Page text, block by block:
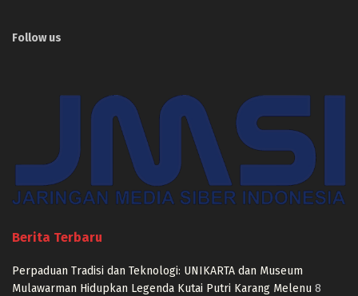
Follow us
Berita Terbaru
Perpaduan Tradisi dan Teknologi: UNIKARTA dan Museum
Mulawarman Hidupkan Legenda Kutai Putri Karang Melenu 8